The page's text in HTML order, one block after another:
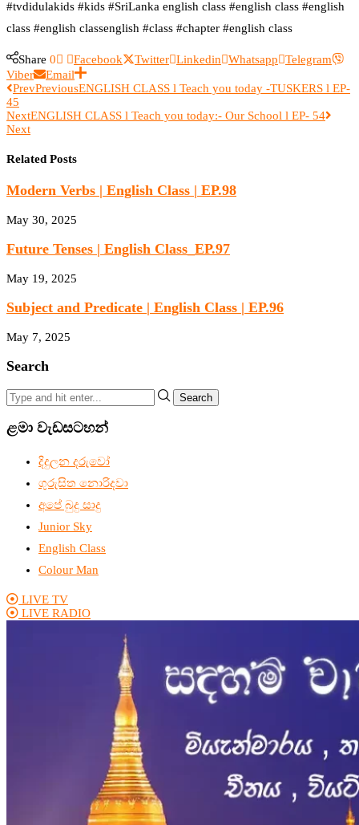
#tvdidulakids #kids #SriLanka english class #english class #english
class #english classenglish #class #chapter #english class
Share 0 Facebook Twitter Linkedin Whatsapp
Telegram
Viber
Email
PrevPreviousENGLISH CLASS l Teach you today -TUSKERS l EP-
45
NextENGLISH CLASS l Teach you today:- Our School l EP- 54
Next
Related Posts
Modern Verbs | English Class | EP.98
May 30, 2025
Future Tenses | English Class_EP.97
May 19, 2025
Subject and Predicate | English Class | EP.96
May 7, 2025
Search
Search
ළමා වැඩසටහන්
දිදුලන දරුවෝ
ගුරුසිත නොරිදවා
අපේ බුදු සාදු
Junior Sky
English Class
Colour Man
LIVE TV
LIVE RADIO